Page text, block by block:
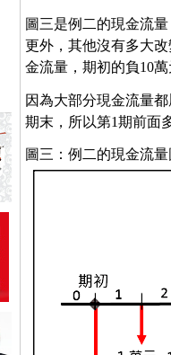
圖三是例二的現金流
更外，其他沒有多大
金流量，期初的負10
因為大部分現金流量
期末，所以第1期前面
圖三：例二的現金流量